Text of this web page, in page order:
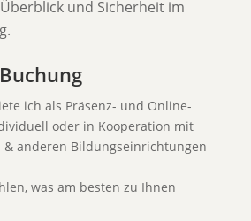
und Sicherheit im
ich als Präsenz- und Online-
oder in Kooperation mit
& anderen Bildungseinrichtungen
was am besten zu Ihnen